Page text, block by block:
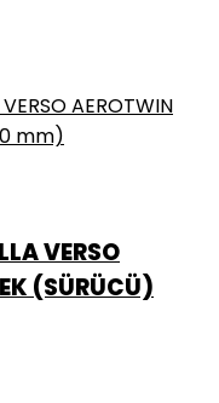
VERSO
(SÜRÜCÜ)